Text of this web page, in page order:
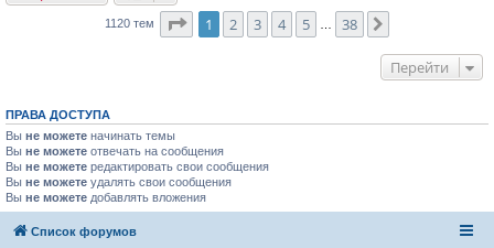
1120 тем Страница1 из
1 2 3 4 5 38
Перейти
ПРАВА ДОСТУПА
Вы не можете начинать темы
Вы не можете отвечать на сообщения
Вы не можете редактировать свои сообщения
Вы не можете удалять свои сообщения
Вы не можете добавлять вложения
Список форумов